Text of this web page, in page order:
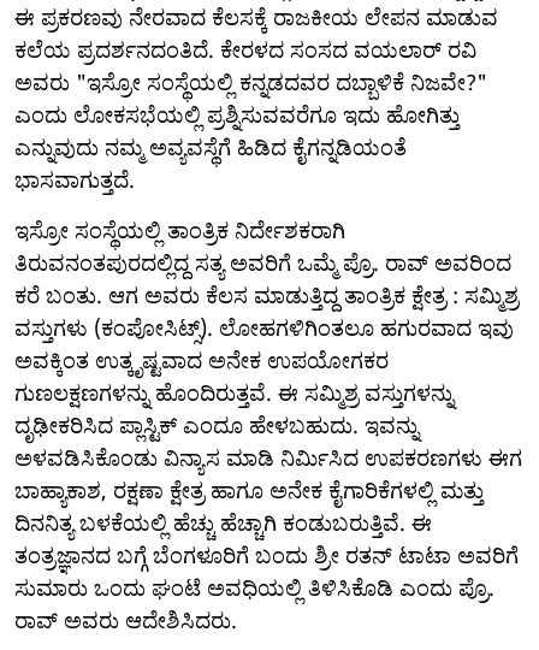
ಈ ಪ್ರಕರಣವು ನೇರವಾದ ಕೆಲಸಕ್ಕೆ ರಾಜಕೀಯ ಲೇಪನ ಮಾಡುವ
ಕಲೆಯ ಪ್ರದರ್ಶನದಂತಿದೆ. ಕೇರಳದ ಸಂಸದ ವಯಲಾರ್ ರವಿ
ಅವರು "ಇಸ್ರೋ ಸಂಸ್ಥೆಯಲ್ಲಿ ಕನ್ನಡದವರ ದಬ್ಬಾಳಿಕೆ ನಿಜವೇ?"
ಎಂದು ಲೋಕಸಭೆಯಲ್ಲಿ ಪ್ರಶ್ನಿಸುವವರೆಗೂ ಇದು ಹೋಗಿತ್ತು
ಎನ್ನುವುದು ನಮ್ಮ ಅವ್ಯವಸ್ಥೆಗೆ ಹಿಡಿದ ಕೈಗನ್ನಡಿಯಂತೆ
ಭಾಸವಾಗುತ್ತದೆ.
ಇಸ್ರೋ ಸಂಸ್ಥೆಯಲ್ಲಿ ತಾಂತ್ರಿಕ ನಿರ್ದೇಶಕರಾಗಿ
ತಿರುವನಂತಪುರದಲ್ಲಿದ್ದ ಸತ್ಯ ಅವರಿಗೆ ಒಮ್ಮೆ ಪ್ರೊ. ರಾವ್ ಅವರಿಂದ
ಕರೆ ಬಂತು. ಆಗ ಅವರು ಕೆಲಸ ಮಾಡುತ್ತಿದ್ದ ತಾಂತ್ರಿಕ ಕ್ಷೇತ್ರ : ಸಮ್ಮಿಶ್ರ
ವಸ್ತುಗಳು (ಕಂಪೋಸಿಟ್ಸ್). ಲೋಹಗಳಿಗಿಂತಲೂ ಹಗುರವಾದ ಇವು
ಅವಕ್ಕಿಂತ ಉತ್ಕೃಷ್ಟವಾದ ಅನೇಕ ಉಪಯೋಗಕರ
ಗುಣಲಕ್ಷಣಗಳನ್ನು ಹೊಂದಿರುತ್ತವೆ. ಈ ಸಮ್ಮಿಶ್ರ ವಸ್ತುಗಳನ್ನು
ದೃಢೀಕರಿಸಿದ ಪ್ಲಾಸ್ಟಿಕ್ ಎಂದೂ ಹೇಳಬಹುದು. ಇವನ್ನು
ಅಳವಡಿಸಿಕೊಂಡು ವಿನ್ಯಾಸ ಮಾಡಿ ನಿರ್ಮಿಸಿದ ಉಪಕರಣಗಳು ಈಗ
ಬಾಹ್ಯಾಕಾಶ, ರಕ್ಷಣಾ ಕ್ಷೇತ್ರ ಹಾಗೂ ಅನೇಕ ಕೈಗಾರಿಕೆಗಳಲ್ಲಿ ಮತ್ತು
ದಿನನಿತ್ಯ ಬಳಕೆಯಲ್ಲಿ ಹೆಚ್ಚು ಹೆಚ್ಚಾಗಿ ಕಂಡುಬರುತ್ತಿವೆ. ಈ
ತಂತ್ರಜ್ಞಾನದ ಬಗ್ಗೆ ಬೆಂಗಳೂರಿಗೆ ಬಂದು ಶ್ರೀ ರತನ್ ಟಾಟಾ ಅವರಿಗೆ
ಸುಮಾರು ಒಂದು ಘಂಟೆ ಅವಧಿಯಲ್ಲಿ ತಿಳಿಸಿಕೊಡಿ ಎಂದು ಪ್ರೊ.
ರಾವ್ ಅವರು ಆದೇಶಿಸಿದರು.